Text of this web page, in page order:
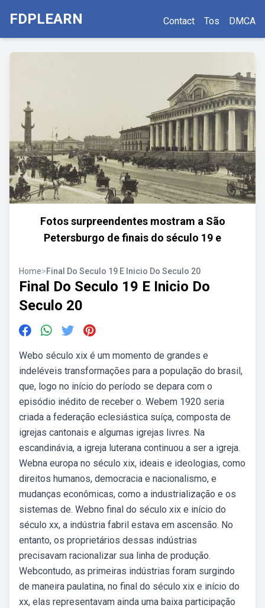
FDPLEARN Contact Tos DMCA
Fotos surpreendentes mostram a São
Petersburgo de finais do século 19 e
Home>Final Do Seculo 19 E Inicio Do Seculo 20
Final Do Seculo 19 E Inicio Do
Seculo 20
Webo século xix é um momento de grandes e
indeléveis transformações para a população do brasil,
que, logo no início do período se depara com o
episódio inédito de receber o. Webem 1920 seria
criada a federação eclesiástica suíça, composta de
igrejas cantonais e algumas igrejas livres. Na
escandinávia, a igreja luterana continuou a ser a igreja.
Webna europa no século xix, ideais e ideologias, como
direitos humanos, democracia e nacionalismo, e
mudanças econômicas, como a industrialização e os
sistemas de. Webno final do século xix e início do
século xx, a indústria fabril estava em ascensão. No
entanto, os proprietários dessas indústrias
precisavam racionalizar sua linha de produção.
Webcontudo, as primeiras indústrias foram surgindo
de maneira paulatina, no final do século xix e início do
xx, elas representavam ainda uma baixa participação